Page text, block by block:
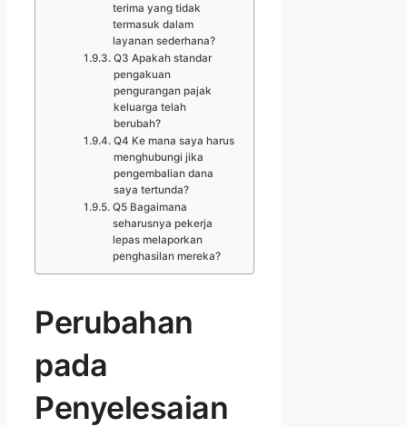
terima yang tidak
termasuk dalam
layanan sederhana?
Q3 Apakah standar
pengakuan
pengurangan pajak
keluarga telah
berubah?
Q4 Ke mana saya harus
menghubungi jika
pengembalian dana
saya tertunda?
Q5 Bagaimana
seharusnya pekerja
lepas melaporkan
penghasilan mereka?
Perubahan
pada
Penyelesaian